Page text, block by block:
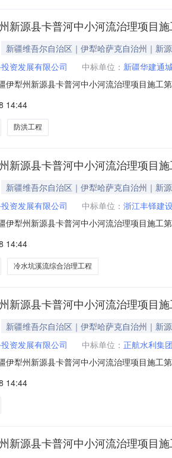
新源县卡普河中小河流治理项目
新疆维吾尔自治区｜伊犁哈萨克自治州｜新
资发展有限公司 中标单位： 新疆华建通
伊犁州新源县卡普河中小河流治理项目施工
评标会。经评标委员会专家认真评比，推
施工第五标段第一中标候
14:44
防洪工程
新源县卡普河中小河流治理项目
新疆维吾尔自治区｜伊犁哈萨克自治州｜新
资发展有限公司 中标单位： 浙江丰铎建
伊犁州新源县卡普河中小河流治理项目施工
评标会。经评标委员会专家认真评比，推
施工第三标段第一中标候
14:44
冷水坑溪流综合治理工程
新源县卡普河中小河流治理项目
新疆维吾尔自治区｜伊犁哈萨克自治州｜新
资发展有限公司 中标单位： 正航水利集
伊犁州新源县卡普河中小河流治理项目施工
评标会。经评标委员会专家认真评比，推
施工第四标段第一中标候
14:44
新源县卡普河中小河流治理项目